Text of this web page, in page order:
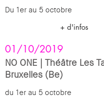
Du 1er au 5 octobre
+ d'infos
01/10/2019
NO ONE | Théâtre Les
Bruxelles (Be)
du 1er au 5 octobre